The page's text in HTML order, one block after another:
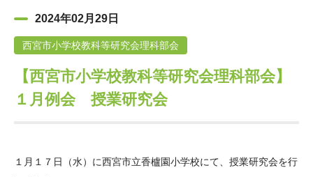
設立趣意書 財団概要
沿革 40年史デジタルブック
中谷財団40年史
役員・評議員 公開情報
中谷財団事業紹介 中谷賞
神戸賞 長期大型研究助成
大学院生奨学金
国際学生交流プログラ
中谷財団動画紹介
その他情報
2024年02月29日
西宮市小学校教科等研究会理科部会
【西宮市小学校教科等研究会理科部会】
１月例会 授業研究会
１月１７日（水）に西宮市立香櫨園小学校にて、授業研究会を行